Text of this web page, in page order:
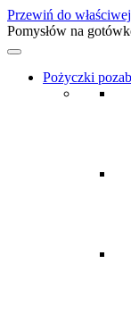
Przewiń do
Pomysłów na
Pożyczki